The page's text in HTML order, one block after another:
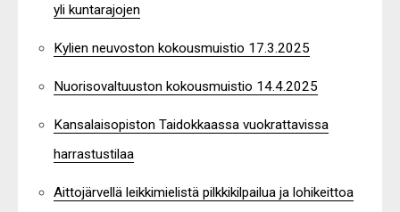
yli kuntarajojen
Kylien neuvoston kokousmuistio 17.3.2025
Nuorisovaltuuston kokousmuistio 14.4.2025
Kansalaisopiston Taidokkaassa vuokrattavissa
harrastustilaa
Aittojärvellä leikkimielistä pilkkikilpailua ja lohikeittoa